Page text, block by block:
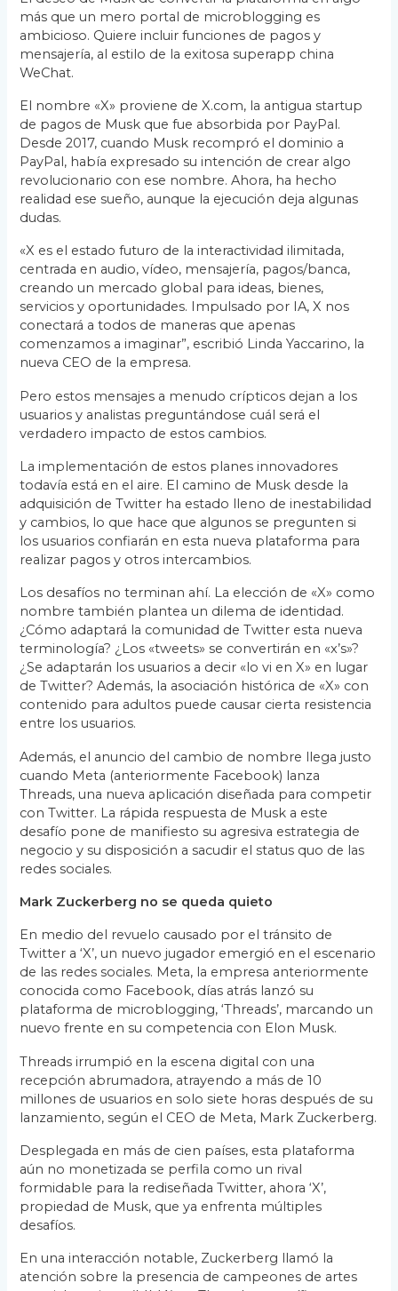
más que un mero portal de microblogging es
ambicioso. Quiere incluir funciones de pagos y
mensajería, al estilo de la exitosa superapp china
WeChat.
El nombre «X» proviene de X.com, la antigua startup
de pagos de Musk que fue absorbida por PayPal.
Desde 2017, cuando Musk recompró el dominio a
PayPal, había expresado su intención de crear algo
revolucionario con ese nombre. Ahora, ha hecho
realidad ese sueño, aunque la ejecución deja algunas
dudas.
«X es el estado futuro de la interactividad ilimitada,
centrada en audio, vídeo, mensajería, pagos/banca,
creando un mercado global para ideas, bienes,
servicios y oportunidades. Impulsado por IA, X nos
conectará a todos de maneras que apenas
comenzamos a imaginar”, escribió Linda Yaccarino, la
nueva CEO de la empresa.
Pero estos mensajes a menudo crípticos dejan a los
usuarios y analistas preguntándose cuál será el
verdadero impacto de estos cambios.
La implementación de estos planes innovadores
todavía está en el aire. El camino de Musk desde la
adquisición de Twitter ha estado lleno de inestabilidad
y cambios, lo que hace que algunos se pregunten si
los usuarios confiarán en esta nueva plataforma para
realizar pagos y otros intercambios.
Los desafíos no terminan ahí. La elección de «X» como
nombre también plantea un dilema de identidad.
¿Cómo adaptará la comunidad de Twitter esta nueva
terminología? ¿Los «tweets» se convertirán en «x’s»?
¿Se adaptarán los usuarios a decir «lo vi en X» en lugar
de Twitter? Además, la asociación histórica de «X» con
contenido para adultos puede causar cierta resistencia
entre los usuarios.
Además, el anuncio del cambio de nombre llega justo
cuando Meta (anteriormente Facebook) lanza
Threads, una nueva aplicación diseñada para competir
con Twitter. La rápida respuesta de Musk a este
desafío pone de manifiesto su agresiva estrategia de
negocio y su disposición a sacudir el status quo de las
redes sociales.
Mark Zuckerberg no se queda quieto
En medio del revuelo causado por el tránsito de
Twitter a ‘X’, un nuevo jugador emergió en el escenario
de las redes sociales. Meta, la empresa anteriormente
conocida como Facebook, días atrás lanzó su
plataforma de microblogging, ‘Threads’, marcando un
nuevo frente en su competencia con Elon Musk.
Threads irrumpió en la escena digital con una
recepción abrumadora, atrayendo a más de 10
millones de usuarios en solo siete horas después de su
lanzamiento, según el CEO de Meta, Mark Zuckerberg.
Desplegada en más de cien países, esta plataforma
aún no monetizada se perfila como un rival
formidable para la rediseñada Twitter, ahora ‘X’,
propiedad de Musk, que ya enfrenta múltiples
desafíos.
En una interacción notable, Zuckerberg llamó la
atención sobre la presencia de campeones de artes